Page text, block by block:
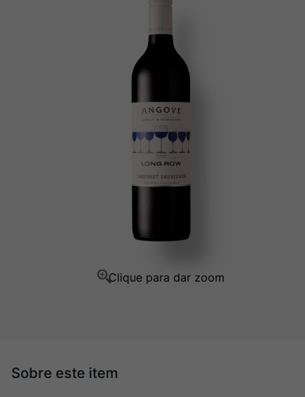
Bodega Garzon
Champagne